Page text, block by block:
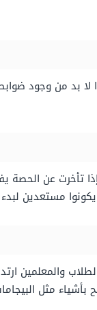
لا بد من وجود
تأخرت عن
والمعلمين
مثل